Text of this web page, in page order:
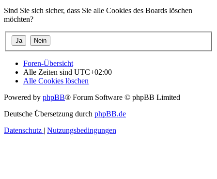
Sind Sie sich sicher, dass Sie alle Cookies des Boards löschen
möchten?
Foren-Übersicht
Alle Zeiten sind UTC+02:00
Alle Cookies löschen
Powered by phpBB® Forum Software © phpBB Limited
Deutsche Übersetzung durch phpBB.de
Datenschutz | Nutzungsbedingungen